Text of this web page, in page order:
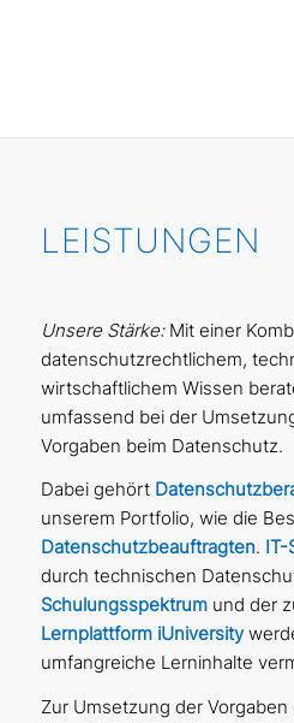
LEISTUNGEN
Unsere Stärke:Mit einer
datenschutzrechtlichem,
wirtschaftlichem Wissen
umfassend bei der
Vorgaben beim Datenschutz.
Dabei gehört
unserem Portfolio, wie die
Datenschutzbeauftragten. IT-
durch technischen
Schulungsspektrumund der
Lernplattform iUniversity
umfangreiche Lerninhalte
Zur Umsetzung der Vorgaben